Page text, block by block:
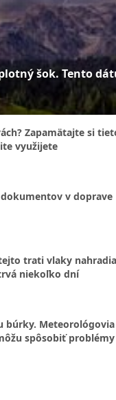
šok. Tento
Zapamätajte si
využijete
v doprave
trati vlaky nahradia
niekoľko dní
búrky.
spôsobiť problémy